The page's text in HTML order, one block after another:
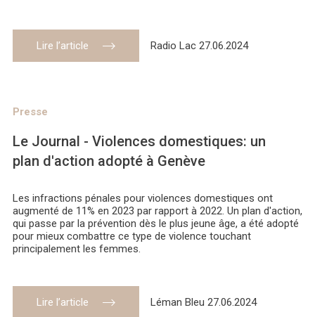
Lire l’article Radio Lac 27.06.2024
Presse
Le Journal - Violences domestiques: un
plan d'action adopté à Genève
Les infractions pénales pour violences domestiques ont
augmenté de 11% en 2023 par rapport à 2022. Un plan d'action,
qui passe par la prévention dès le plus jeune âge, a été adopté
pour mieux combattre ce type de violence touchant
principalement les femmes.
Lire l’article Léman Bleu 27.06.2024